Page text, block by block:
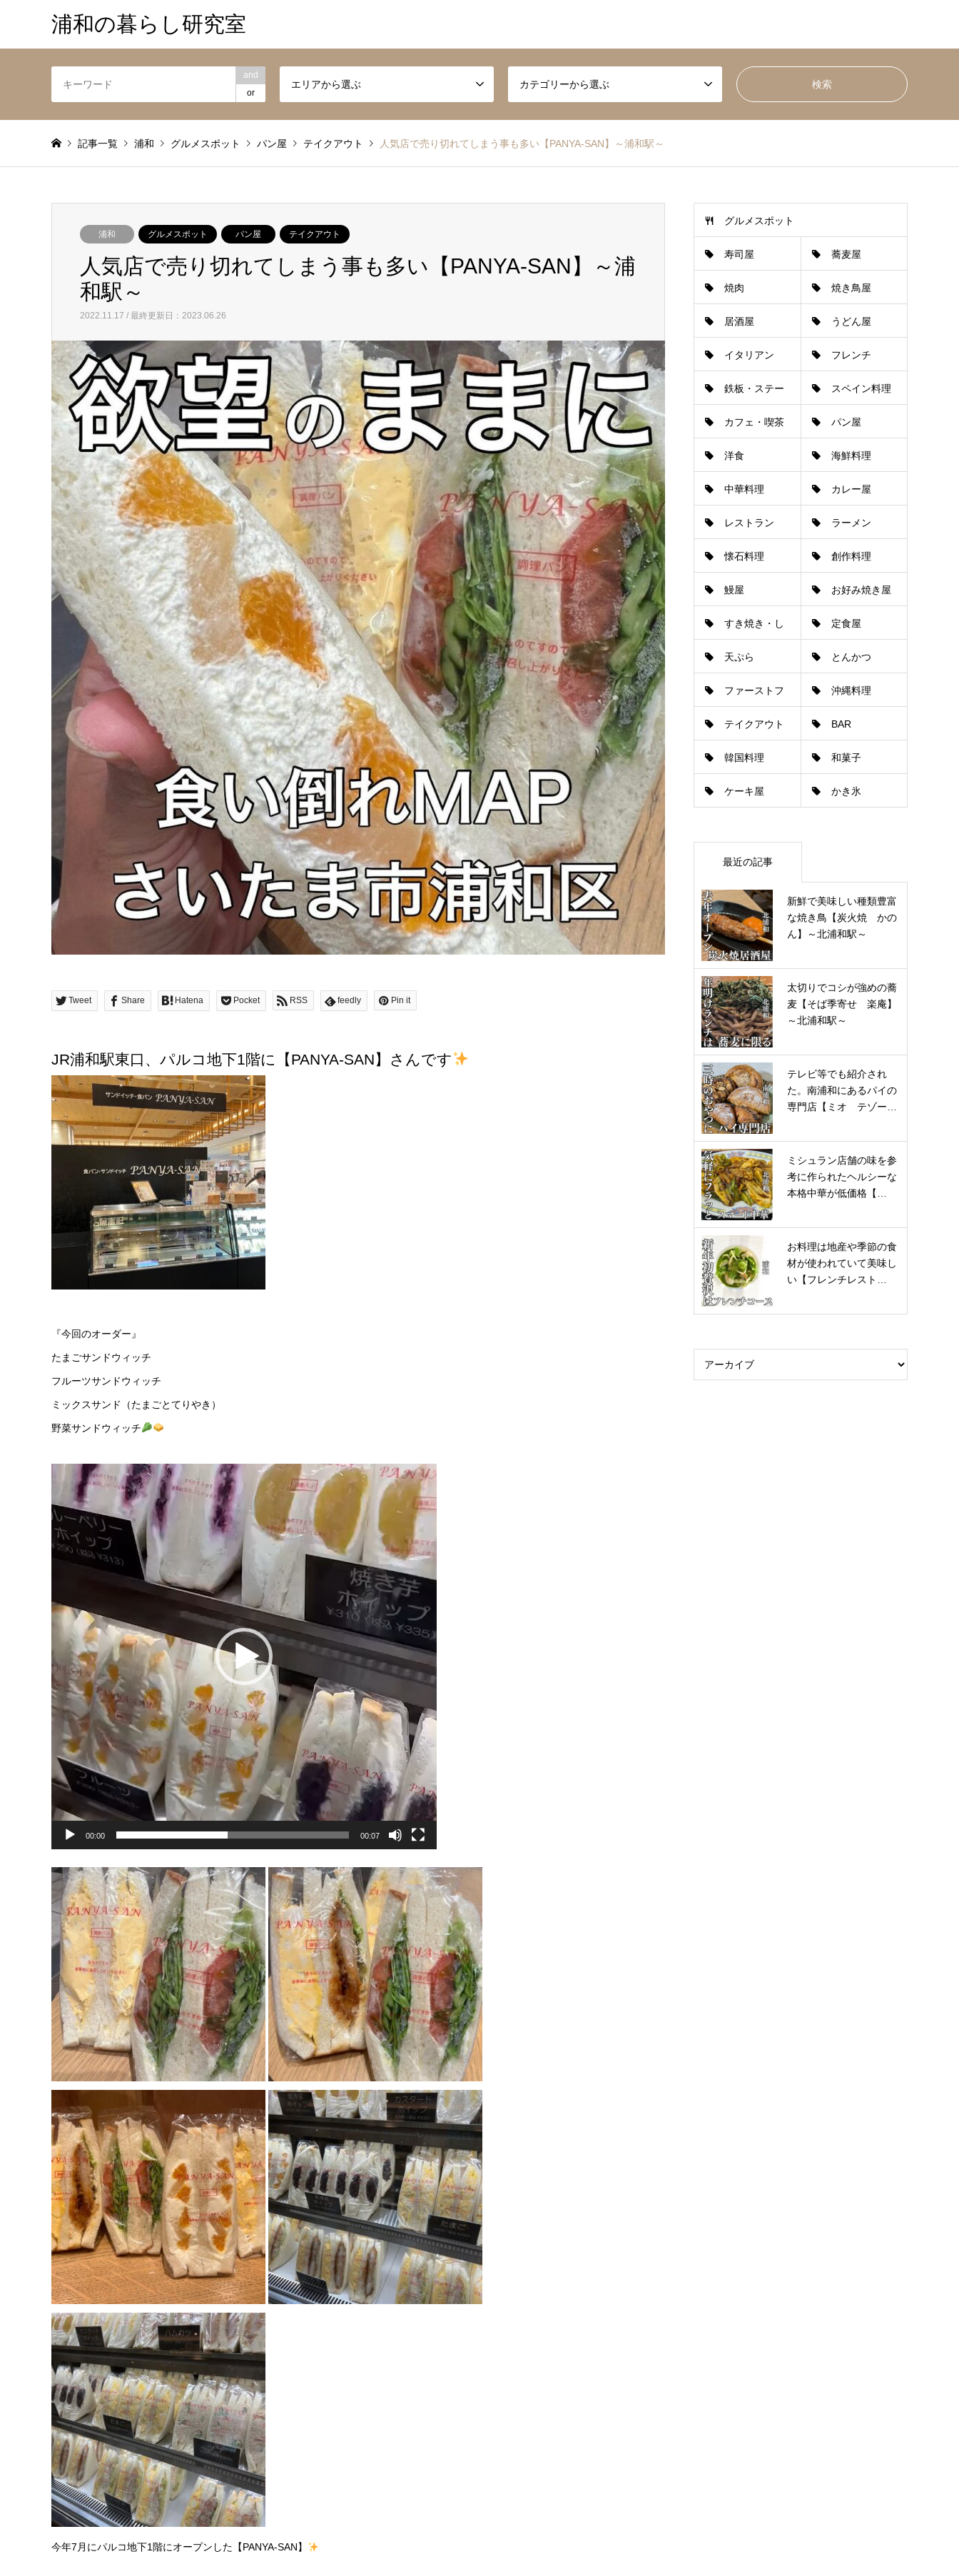
浦和の暮らし研究室
and
or
エリアから選ぶ カテゴリーから選ぶ
記事一覧 浦和 グルメスポット パン屋 テイクアウト 人気店で売り切れてしまう事も多い【PANYA-SAN】～浦和駅～
浦和 グルメスポット パン屋 テイクアウト
人気店で売り切れてしまう事も多い【PANYA-SAN】～浦
和駅～
2022.11.17 / 最終更新日：2023.06.26
Tweet Share Hatena Pocket RSS feedly Pin it
JR浦和駅東口、パルコ地下1階に【PANYA-SAN】さんです
『今回のオーダー』
たまごサンドウィッチ
フルーツサンドウィッチ
ミックスサンド（たまごとてりやき）
野菜サンドウィッチ
プ
レ
ー
00:00 00:07
今年7月にパルコ地下1階にオープンした【PANYA-SAN】
グルメスポット
寿司屋 蕎麦屋
焼肉 焼き鳥屋
居酒屋 うどん屋
イタリアン フレンチ
鉄板・ステー
キ
スペイン料理
カフェ・喫茶
店
パン屋
洋食 海鮮料理
中華料理 カレー屋
レストラン ラーメン
懐石料理 創作料理
鰻屋 お好み焼き屋
すき焼き・し
ゃぶしゃぶ
定食屋
天ぷら とんかつ
ファーストフ
ード
沖縄料理
テイクアウト BAR
韓国料理 和菓子
ケーキ屋 かき氷
最近の記事
新鮮で美味しい種類豊富
な焼き鳥【炭火焼 かの
ん】～北浦和駅～
太切りでコシが強めの蕎
麦【そば季寄せ 楽庵】
～北浦和駅～
テレビ等でも紹介され
た。南浦和にあるパイの
専門店【ミオ テゾー…
ミシュラン店舗の味を参
考に作られたヘルシーな
本格中華が低価格【…
お料理は地産や季節の食
材が使われていて美味し
い【フレンチレスト…